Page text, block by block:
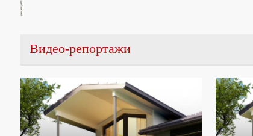
Видео-репортажи